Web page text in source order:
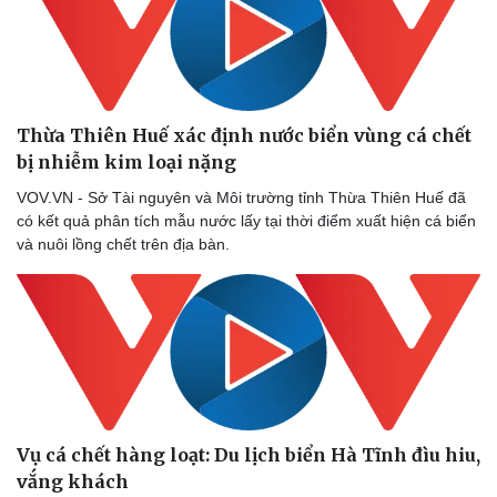
Thừa Thiên Huế xác định nước biển vùng cá chết
bị nhiễm kim loại nặng
VOV.VN - Sở Tài nguyên và Môi trường tỉnh Thừa Thiên Huế đã
có kết quả phân tích mẫu nước lấy tại thời điểm xuất hiện cá biển
và nuôi lồng chết trên địa bàn.
Vụ cá chết hàng loạt: Du lịch biển Hà Tĩnh đìu hiu,
vắng khách